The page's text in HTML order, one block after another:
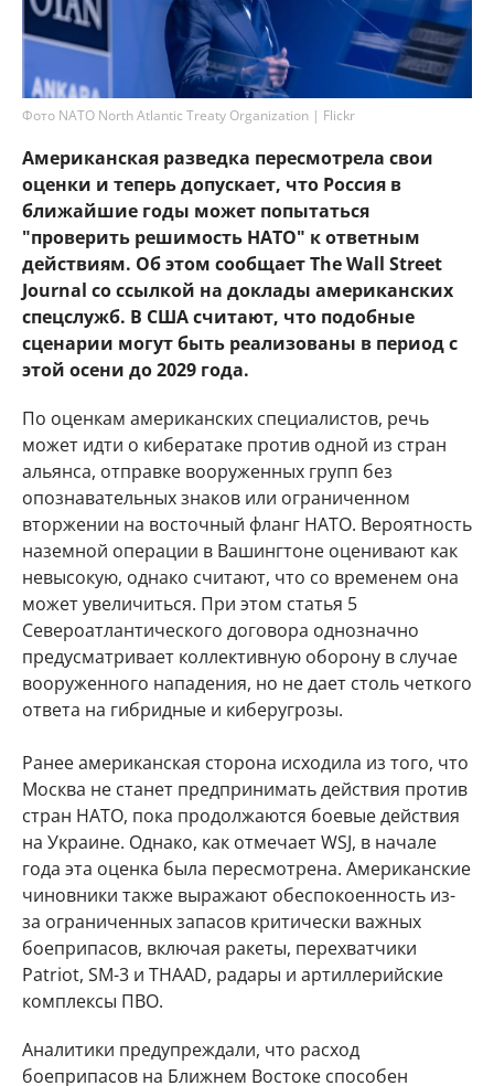
Фото NATO North Atlantic Treaty Organization | Flickr
Американская разведка пересмотрела свои
оценки и теперь допускает, что Россия в
ближайшие годы может попытаться
"проверить решимость НАТО" к ответным
действиям. Об этом сообщает The Wall Street
Journal со ссылкой на доклады американских
спецслужб. В США считают, что подобные
сценарии могут быть реализованы в период с
этой осени до 2029 года.
По оценкам американских специалистов, речь
может идти о кибератаке против одной из стран
альянса, отправке вооруженных групп без
опознавательных знаков или ограниченном
вторжении на восточный фланг НАТО. Вероятность
наземной операции в Вашингтоне оценивают как
невысокую, однако считают, что со временем она
может увеличиться. При этом статья 5
Североатлантического договора однозначно
предусматривает коллективную оборону в случае
вооруженного нападения, но не дает столь четкого
ответа на гибридные и киберугрозы.
Ранее американская сторона исходила из того, что
Москва не станет предпринимать действия против
стран НАТО, пока продолжаются боевые действия
на Украине. Однако, как отмечает WSJ, в начале
года эта оценка была пересмотрена. Американские
чиновники также выражают обеспокоенность из-
за ограниченных запасов критически важных
боеприпасов, включая ракеты, перехватчики
Patriot, SM-3 и THAAD, радары и артиллерийские
комплексы ПВО.
Аналитики предупреждали, что расход
боеприпасов на Ближнем Востоке способен